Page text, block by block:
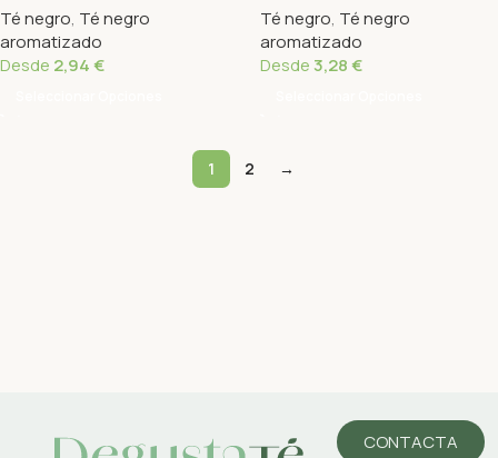
Té negro, Té negro
aromatizado
Desde 2,94€
Té negro, Té negro
aromatizado
Desde3,28€
1 2 →
CONTACTA